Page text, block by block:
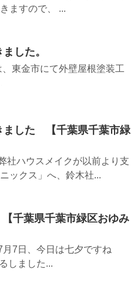
ますので、 ...
した。
東金市にて外壁屋根塗装工
ました 【千葉県千葉市緑
社ハウスメイクが以前より支
ックス」へ、鈴木社...
葉県千葉市緑区おゆみ
7日、今日は七夕ですね
しました...